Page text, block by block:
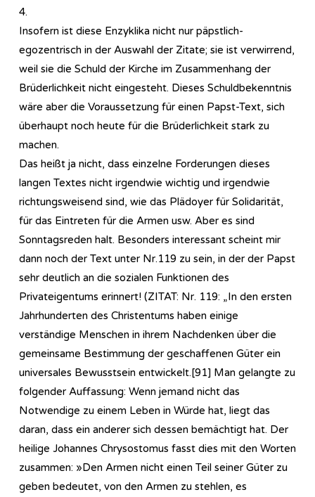
4.
Insofern ist diese Enzyklika nicht nur päpstlich-
egozentrisch in der Auswahl der Zitate; sie ist verwirrend,
weil sie die Schuld der Kirche im Zusammenhang der
Brüderlichkeit nicht eingesteht. Dieses Schuldbekenntnis
wäre aber die Voraussetzung für einen Papst-Text, sich
überhaupt noch heute für die Brüderlichkeit stark zu
machen.
Das heißt ja nicht, dass einzelne Forderungen dieses
langen Textes nicht irgendwie wichtig und irgendwie
richtungsweisend sind, wie das Plädoyer für Solidarität,
für das Eintreten für die Armen usw. Aber es sind
Sonntagsreden halt. Besonders interessant scheint mir
dann noch der Text unter Nr.119 zu sein, in der der Papst
sehr deutlich an die sozialen Funktionen des
Privateigentums erinnert! (ZITAT: Nr. 119: „In den ersten
Jahrhunderten des Christentums haben einige
verständige Menschen in ihrem Nachdenken über die
gemeinsame Bestimmung der geschaffenen Güter ein
universales Bewusstsein entwickelt.[91] Man gelangte zu
folgender Auffassung: Wenn jemand nicht das
Notwendige zu einem Leben in Würde hat, liegt das
daran, dass ein anderer sich dessen bemächtigt hat. Der
heilige Johannes Chrysostomus fasst dies mit den Worten
zusammen: »Den Armen nicht einen Teil seiner Güter zu
geben bedeutet, von den Armen zu stehlen, es